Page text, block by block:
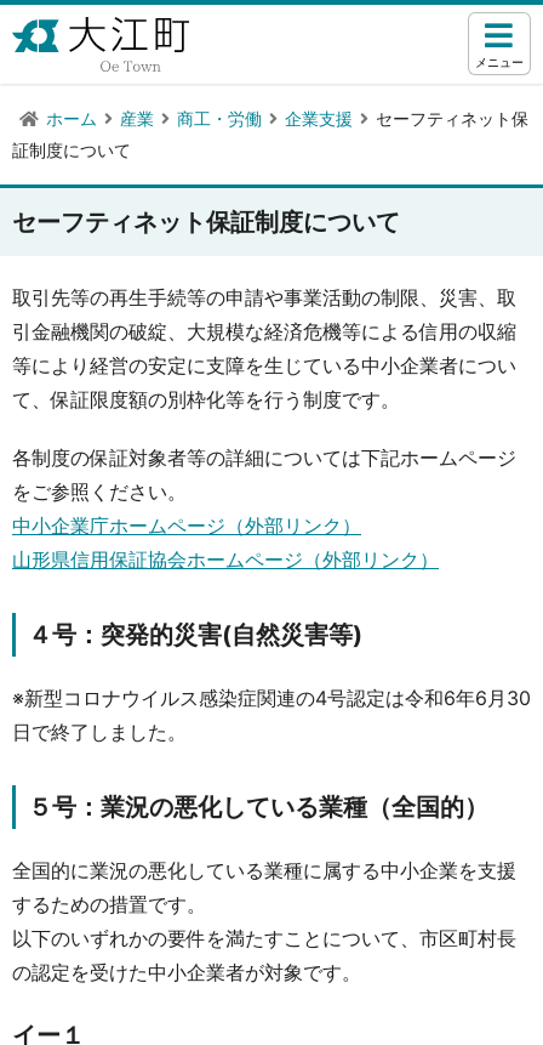
メニュー
ホーム 産業 商工・労働 企業支援
セーフティネット保
証制度について
セーフティネット保証制度について
取引先等の再生手続等の申請や事業活動の制限、災害、取
引金融機関の破綻、大規模な経済危機等による信用の収縮
等により経営の安定に支障を生じている中小企業者につい
て、保証限度額の別枠化等を行う制度です。
各制度の保証対象者等の詳細については下記ホームページ
をご参照ください。
中小企業庁ホームページ（外部リンク）
山形県信用保証協会ホームページ（外部リンク）
４号：突発的災害(自然災害等)
※新型コロナウイルス感染症関連の4号認定は令和6年6月30
日で終了しました。
５号：業況の悪化している業種（全国的）
全国的に業況の悪化している業種に属する中小企業を支援
するための措置です。
以下のいずれかの要件を満たすことについて、市区町村長
の認定を受けた中小企業者が対象です。
イー１